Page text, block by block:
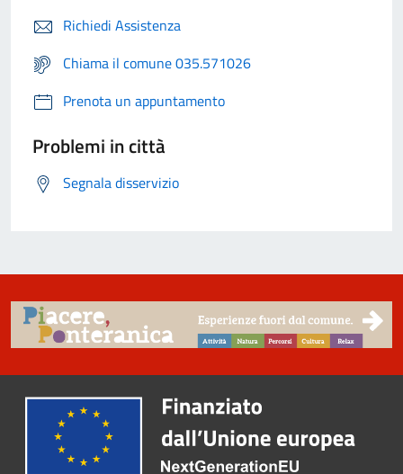
Richiedi Assistenza
Chiama il comune 035.571026
Prenota un appuntamento
Problemi in città
Segnala disservizio